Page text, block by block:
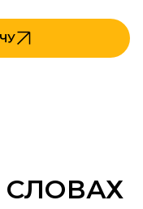
СЛОВАХ